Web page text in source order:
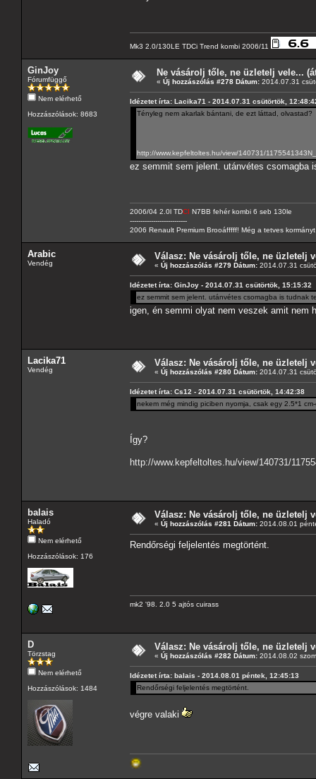
Mk3 2.0/130LE TDCi Trend kombi 2006/11
GinJoy
Fórumfüggő
Nem elérhető
Hozzászólások: 8683
Ne vásárolj tőle, ne üzletelj vele...
« Új hozzászólás #278 Dátum: 2014.07.31
Idézetet írta: Lacika71 - 2014.07.31 csütörtök,
Tényleg nem akarlak bántani, de ezt láttad, olvastad?
http://www.kepfeltoltes.hu/view/140731/
ez semmit sem jelent. utánvétes csomagba
2006/04 2.0l TDCI N7BB fehér kombi 6 seb 130le
---------------------------
2006 Renault Premium Brooáfffff! Még a tetves
Arabic
Vendég
Válasz: Ne vásárolj tőle, ne üzletelj
« Új hozzászólás #279 Dátum: 2014.07.31
Idézetet írta: GinJoy - 2014.07.31 csütörtök, 15:15:32
ez semmit sem jelent. utánvétes csomagba is tudnak
igen, én semmi olyat nem veszek amit nem
Lacika71
Vendég
Válasz: Ne vásárolj tőle, ne üzletelj
« Új hozzászólás #280 Dátum: 2014.07.31
Idézetet írta: Cs12 - 2014.07.31 csütörtök, 14:42:38
nekem még mindig piciben nyomja, csak egy 2.5*1
Így?
http://www.kepfeltoltes.hu/view/140731/
balais
Haladó
Nem elérhető
Hozzászólások: 176
Válasz: Ne vásárolj tőle, ne üzletelj
« Új hozzászólás #281 Dátum: 2014.08.01
Rendőrségi feljelentés megtörtént.
mk2 '98. 2.0 5 ajtós cuirass
D
Törzstag
Nem elérhető
Hozzászólások: 1484
Válasz: Ne vásárolj tőle, ne üzletelj
« Új hozzászólás #282 Dátum: 2014.08.02
Idézetet írta: balais - 2014.08.01 péntek, 12:45:13
Rendőrségi feljelentés megtörtént.
végre valaki